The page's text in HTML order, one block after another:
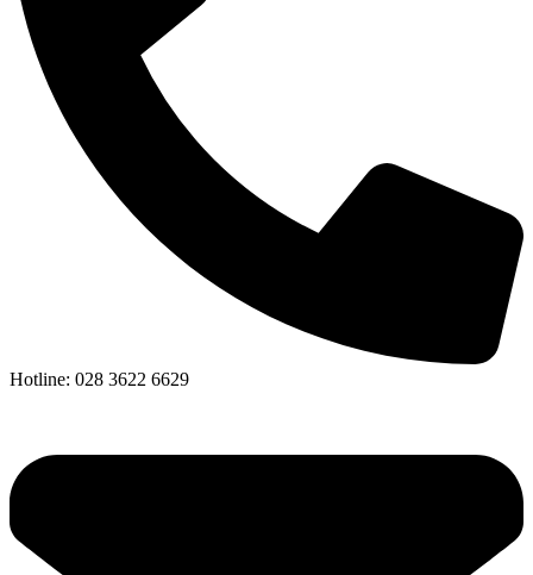
Hotline: 028 3622 6629